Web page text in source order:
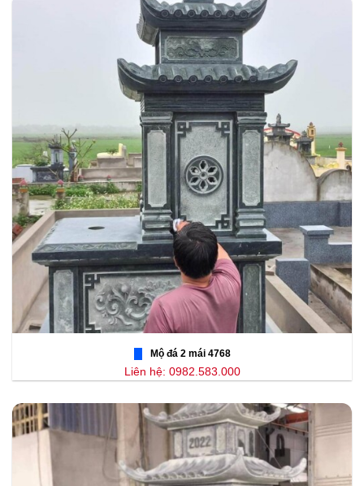
Mộ đá 2 mái 4768
Liên hệ: 0982.583.000